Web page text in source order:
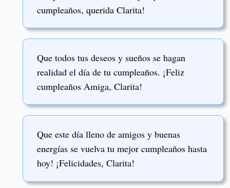
cumpleaños, querida Clarita!
Que todos tus deseos y sueños se hagan
realidad el día de tu cumpleaños. ¡Feliz
cumpleaños Amiga, Clarita!
Que este día lleno de amigos y buenas
energías se vuelva tu mejor cumpleaños hasta
hoy! ¡Felicidades, Clarita!